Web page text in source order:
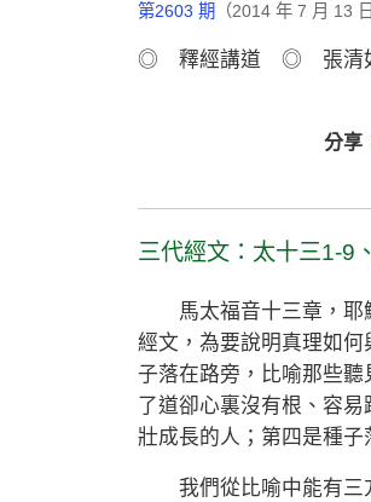
第2603 期 （2014 年 7 月 13 日
◎ 釋經講道 ◎ 張清
分享
三代經文：太十三1-9
馬太福音十三章，耶穌
經文，為要說明真理如
子落在路旁，比喻那些
了道卻心裏沒有根、容
壯成長的人；第四是種子
我們從比喻中能有三方